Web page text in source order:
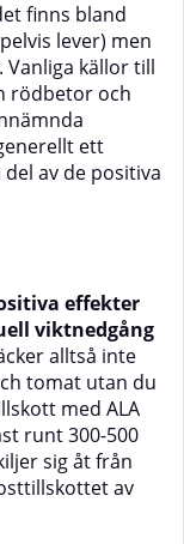
finns bland
lever) men
källor till
rödbetor och
ett
av de positiva
effekter
viktnedgång
alltså inte
tomat utan du
med ALA
runt 300-500
sig åt från
av